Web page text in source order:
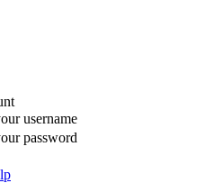
username
password